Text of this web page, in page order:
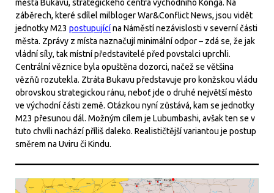
města Bukavu, strategického centra východního Konga. Na
záběrech, které sdílel milbloger War&Conflict News, jsou vidět
jednotky M23 postupujícína Náměstí nezávislosti v severní části
města. Zprávy z místa naznačují minimální odpor – zdá se, že jak
vládní síly, tak místní představitelé před povstalci uprchli.
Centrální věznice byla opuštěna dozorci, načež se většina
vězňů rozutekla. Ztráta Bukavu představuje pro konžskou vládu
obrovskou strategickou ránu, neboť jde o druhé největší město
ve východní části země. Otázkou nyní zůstává, kam se jednotky
M23 přesunou dál. Možným cílem je Lubumbashi, avšak ten se v
tuto chvíli nachází příliš daleko. Realističtější variantou je postup
směrem na Uviru či Kindu.